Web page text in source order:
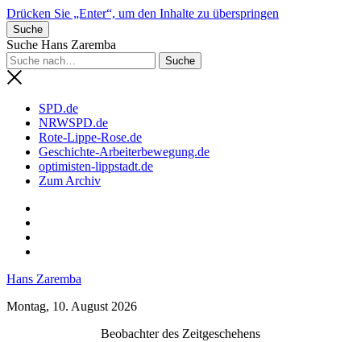
Drücken Sie „Enter“, um den Inhalte zu überspringen
Suche
Suche Hans Zaremba
SPD.de
NRWSPD.de
Rote-Lippe-Rose.de
Geschichte-Arbeiterbewegung.de
optimisten-lippstadt.de
Zum Archiv
Hans Zaremba
Montag, 10. August 2026
Beobachter des Zeitgeschehens